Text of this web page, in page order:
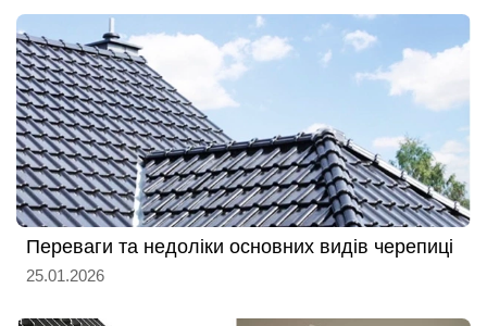
Переваги та недоліки основних видів черепиці
25.01.2026